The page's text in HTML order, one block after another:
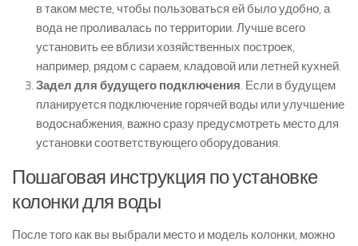
в таком месте, чтобы пользоваться ей было удобно, а
вода не проливалась по территории. Лучше всего
установить ее вблизи хозяйственных построек,
например, рядом с сараем, кладовой или летней кухней.
Задел для будущего подключения. Если в будущем
планируется подключение горячей воды или улучшение
водоснабжения, важно сразу предусмотреть место для
установки соответствующего оборудования.
Пошаговая инструкция по установке
колонки для воды
После того как вы выбрали место и модель колонки, можно